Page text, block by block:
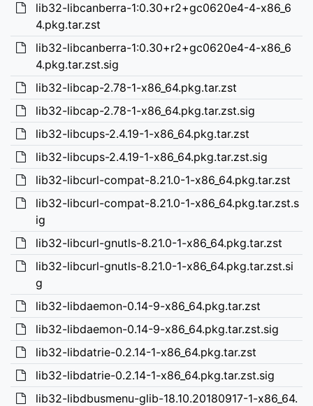
lib32-libcanberra-1:0.30+r2+gc0620e4-4-x86_6
4.pkg.tar.zst
lib32-libcanberra-1:0.30+r2+gc0620e4-4-x86_6
4.pkg.tar.zst.sig
lib32-libcap-2.78-1-x86_64.pkg.tar.zst
lib32-libcap-2.78-1-x86_64.pkg.tar.zst.sig
lib32-libcups-2.4.19-1-x86_64.pkg.tar.zst
lib32-libcups-2.4.19-1-x86_64.pkg.tar.zst.sig
lib32-libcurl-compat-8.21.0-1-x86_64.pkg.tar.zst
lib32-libcurl-compat-8.21.0-1-x86_64.pkg.tar.zst.s
ig
lib32-libcurl-gnutls-8.21.0-1-x86_64.pkg.tar.zst
lib32-libcurl-gnutls-8.21.0-1-x86_64.pkg.tar.zst.si
g
lib32-libdaemon-0.14-9-x86_64.pkg.tar.zst
lib32-libdaemon-0.14-9-x86_64.pkg.tar.zst.sig
lib32-libdatrie-0.2.14-1-x86_64.pkg.tar.zst
lib32-libdatrie-0.2.14-1-x86_64.pkg.tar.zst.sig
lib32-libdbusmenu-glib-18.10.20180917-1-x86_64.